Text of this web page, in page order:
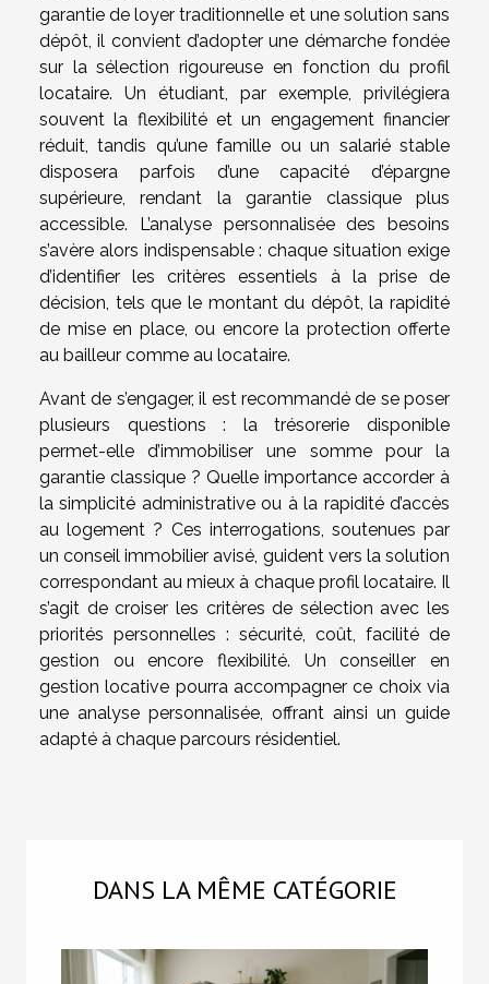
garantie de loyer traditionnelle et une solution sans
dépôt, il convient d’adopter une démarche fondée
sur la sélection rigoureuse en fonction du profil
locataire. Un étudiant, par exemple, privilégiera
souvent la flexibilité et un engagement financier
réduit, tandis qu’une famille ou un salarié stable
disposera parfois d’une capacité d’épargne
supérieure, rendant la garantie classique plus
accessible. L’analyse personnalisée des besoins
s’avère alors indispensable : chaque situation exige
d’identifier les critères essentiels à la prise de
décision, tels que le montant du dépôt, la rapidité
de mise en place, ou encore la protection offerte
au bailleur comme au locataire.
Avant de s’engager, il est recommandé de se poser
plusieurs questions : la trésorerie disponible
permet-elle d’immobiliser une somme pour la
garantie classique ? Quelle importance accorder à
la simplicité administrative ou à la rapidité d’accès
au logement ? Ces interrogations, soutenues par
un conseil immobilier avisé, guident vers la solution
correspondant au mieux à chaque profil locataire. Il
s’agit de croiser les critères de sélection avec les
priorités personnelles : sécurité, coût, facilité de
gestion ou encore flexibilité. Un conseiller en
gestion locative pourra accompagner ce choix via
une analyse personnalisée, offrant ainsi un guide
adapté à chaque parcours résidentiel.
DANS LA MÊME CATÉGORIE